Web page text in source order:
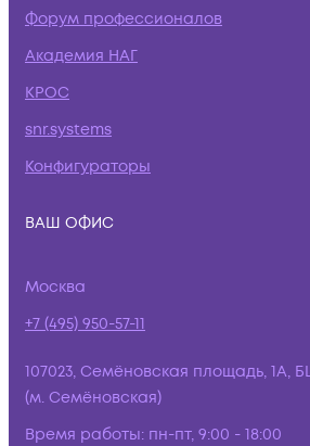
Форум профессионалов
Академия НАГ
КРОС
snr.systems
Конфигураторы
ВАШ ОФИС
Москва
+7 (495) 950-57-11
107023, Семёновская площадь, 1А,
(м. Семёновская)
Время работы: пн-пт, 9:00 - 18:00